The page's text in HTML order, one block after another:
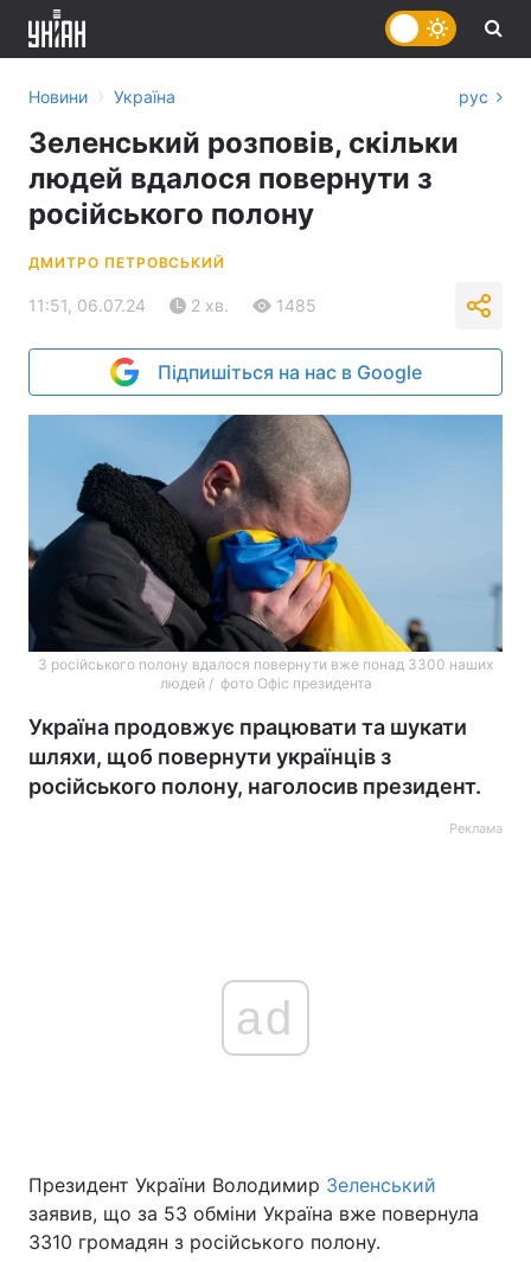
Україна Політика
Новини › Україна рус
Зеленський розповів, скільки
людей вдалося повернути з
російського полону
ДМИТРО ПЕТРОВСЬКИЙ
11:51, 06.07.24 2 хв. 1485
Підпишіться на нас в Google
З російського полону вдалося повернути вже понад 3300 наших
людей / фото Офіс президента
Україна продовжує працювати та шукати
шляхи, щоб повернути українців з
російського полону, наголосив президент.
Реклама
ad
Президент України Володимир Зеленський
заявив, що за 53 обміни Україна вже повернула
3310 громадян з російського полону.